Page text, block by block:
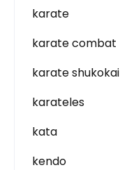
karate
karate combat
karate shukokai
karateles
kata
kendo